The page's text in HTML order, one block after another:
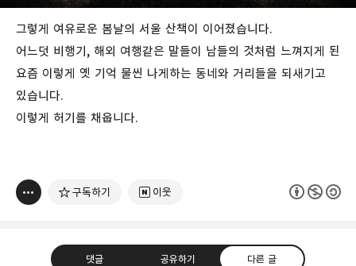
그렇게 여유로운 봄날의 서울 산책이 이어졌습니다.
어느덧 비행기, 해외 여행같은 말들이 남들의 것처럼 느껴지게 된
요즘 이렇게 옛 기억 물씬 나게하는 동네와 거리들을 되새기고
있습니다.
이렇게 허기를 채웁니다.
구독하기 이웃
댓글 공유하기 다른 글